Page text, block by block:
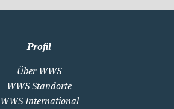
Profil
Über WWS
WWS Standorte
WWS International